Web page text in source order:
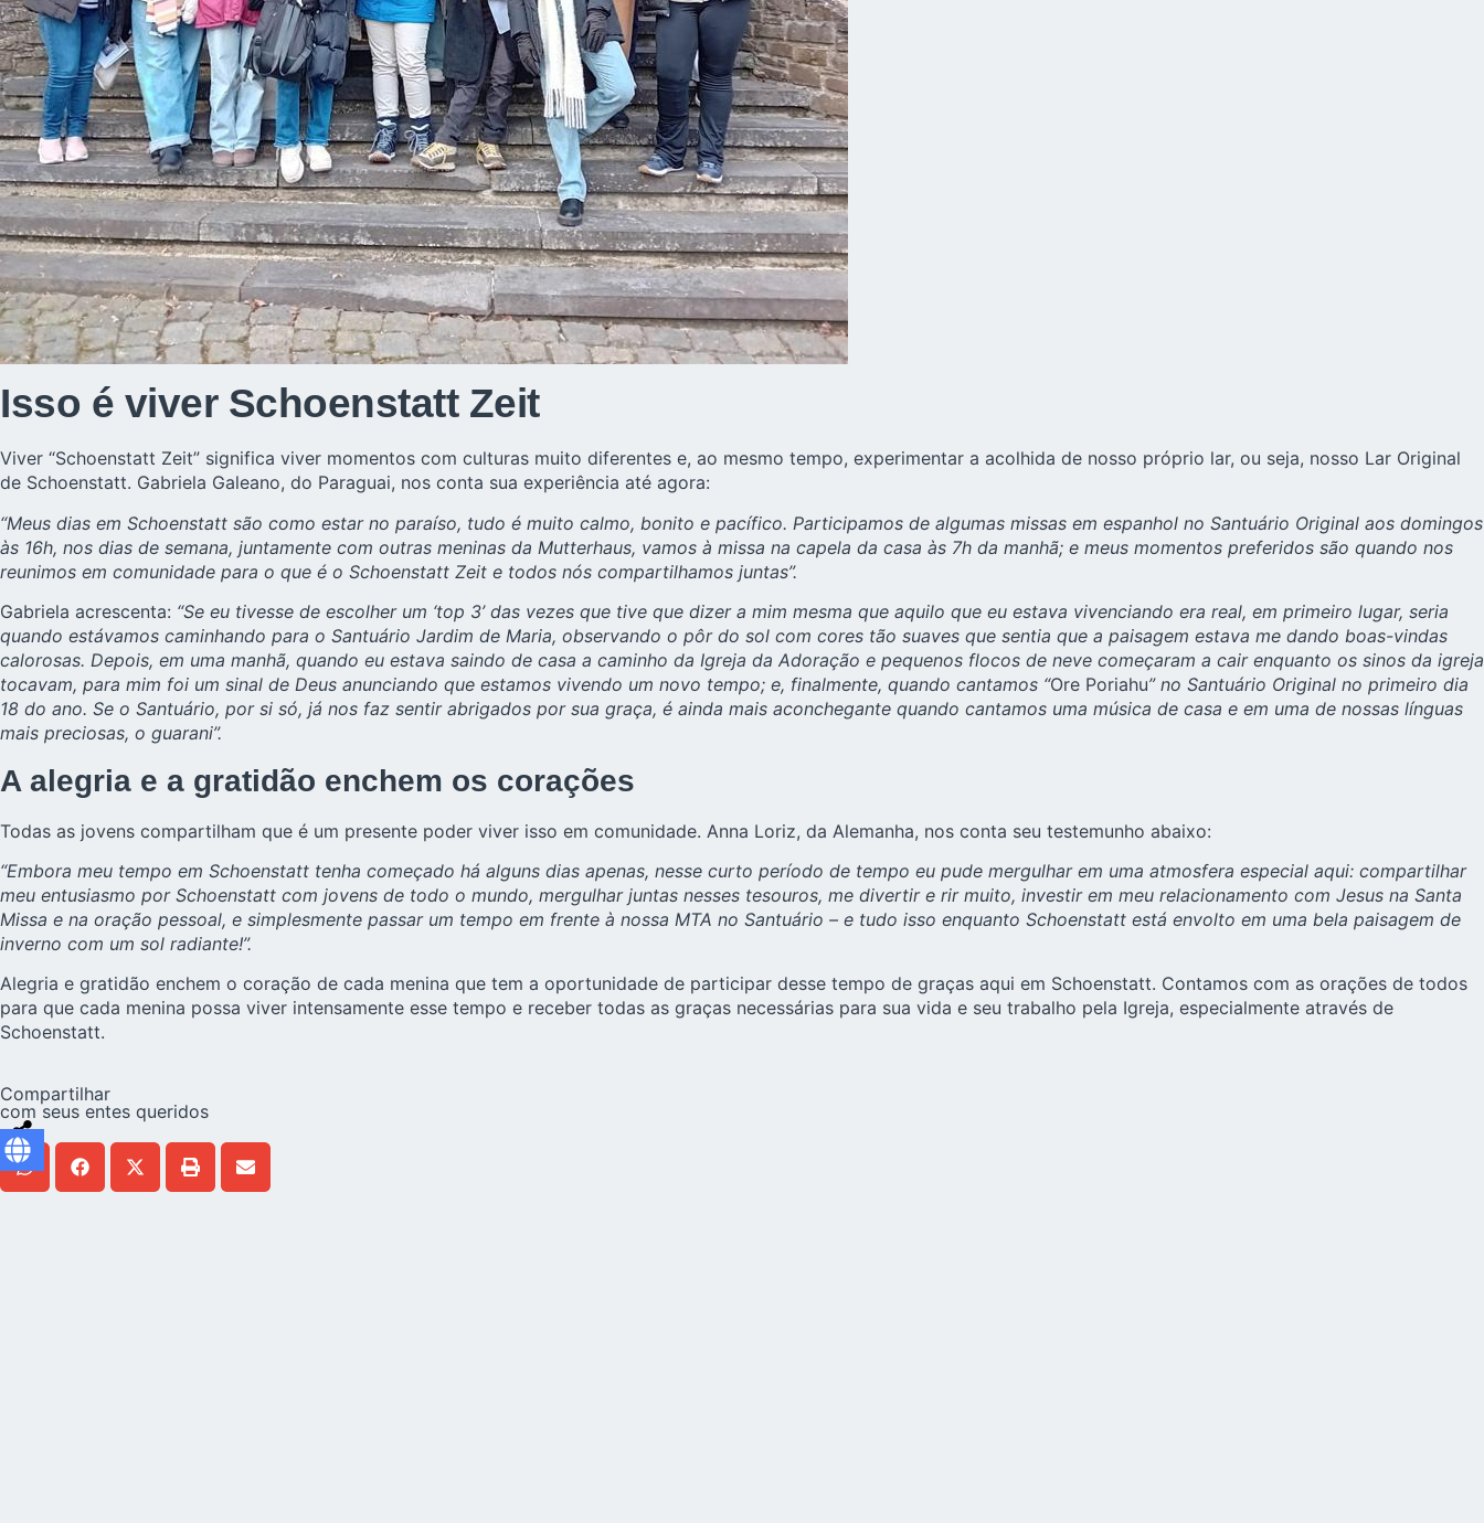
Isso é viver Schoenstatt Zeit
Viver “Schoenstatt Zeit” significa viver momentos com culturas muito diferentes e, ao mesmo tempo, experimentar a acolhida de nosso próprio lar, ou seja, nosso Lar Original
de Schoenstatt. Gabriela Galeano, do Paraguai, nos conta sua experiência até agora:
“Meus dias em Schoenstatt são como estar no paraíso, tudo é muito calmo, bonito e pacífico. Participamos de algumas missas em espanhol no Santuário Original aos domingos
às 16h, nos dias de semana, juntamente com outras meninas da Mutterhaus, vamos à missa na capela da casa às 7h da manhã; e meus momentos preferidos são quando nos
reunimos em comunidade para o que é o Schoenstatt Zeit e todos nós compartilhamos juntas”.
Gabriela acrescenta: “Se eu tivesse de escolher um ‘top 3’ das vezes que tive que dizer a mim mesma que aquilo que eu estava vivenciando era real, em primeiro lugar, seria
quando estávamos caminhando para o Santuário Jardim de Maria, observando o pôr do sol com cores tão suaves que sentia que a paisagem estava me dando boas-vindas
calorosas. Depois, em uma manhã, quando eu estava saindo de casa a caminho da Igreja da Adoração e pequenos flocos de neve começaram a cair enquanto os sinos da igreja
tocavam, para mim foi um sinal de Deus anunciando que estamos vivendo um novo tempo; e, finalmente, quando cantamos “Ore Poriahu” no Santuário Original no primeiro dia
18 do ano. Se o Santuário, por si só, já nos faz sentir abrigados por sua graça, é ainda mais aconchegante quando cantamos uma música de casa e em uma de nossas línguas
mais preciosas, o guarani”.
A alegria e a gratidão enchem os corações
Todas as jovens compartilham que é um presente poder viver isso em comunidade. Anna Loriz, da Alemanha, nos conta seu testemunho abaixo:
“Embora meu tempo em Schoenstatt tenha começado há alguns dias apenas, nesse curto período de tempo eu pude mergulhar em uma atmosfera especial aqui: compartilhar
meu entusiasmo por Schoenstatt com jovens de todo o mundo, mergulhar juntas nesses tesouros, me divertir e rir muito, investir em meu relacionamento com Jesus na Santa
Missa e na oração pessoal, e simplesmente passar um tempo em frente à nossa MTA no Santuário – e tudo isso enquanto Schoenstatt está envolto em uma bela paisagem de
inverno com um sol radiante!”.
Alegria e gratidão enchem o coração de cada menina que tem a oportunidade de participar desse tempo de graças aqui em Schoenstatt. Contamos com as orações de todos
para que cada menina possa viver intensamente esse tempo e receber todas as graças necessárias para sua vida e seu trabalho pela Igreja, especialmente através de
Schoenstatt.
Compartilhar
com seus entes queridos